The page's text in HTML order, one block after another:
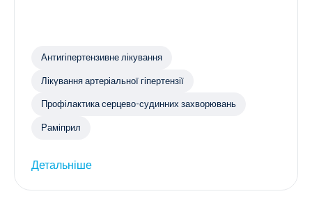
Антигіпертензивне лікування
Лікування артеріальної гіпертензії
Профілактика серцево-судинних захворювань
Раміприл
Детальніше